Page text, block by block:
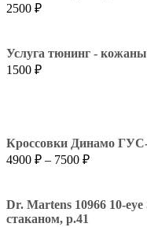
2500 ₽
Услуга тюнинг -
1500 ₽
Кроссовки Динамо
4900 ₽ – 7500 ₽Диапазон
–
Dr. Martens 10966 10-
стаканом, р.41